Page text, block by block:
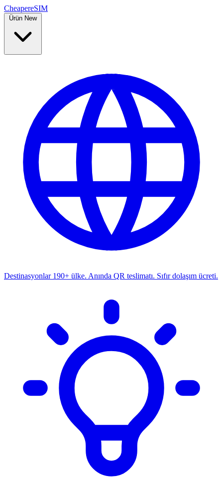
CheapereSIM
Ürün New
Destinasyonlar 190+ ülke. Anında QR teslimatı. Sıfır dolaşım ücreti.